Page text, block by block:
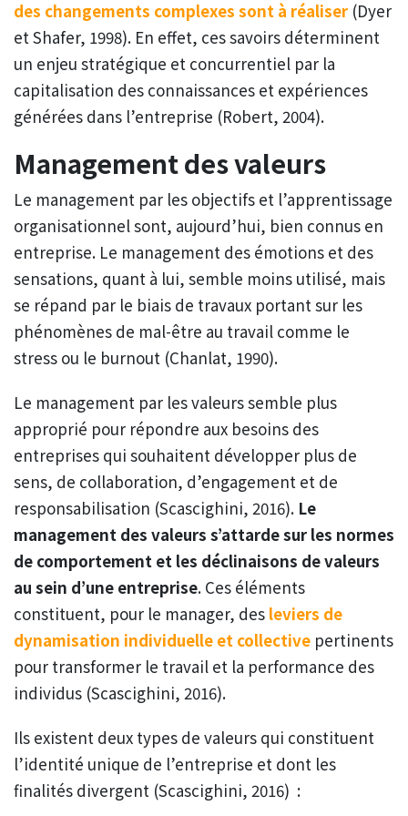
des changements complexes sont à réaliser (Dyer
et Shafer, 1998). En effet, ces savoirs déterminent
un enjeu stratégique et concurrentiel par la
capitalisation des connaissances et expériences
générées dans l’entreprise (Robert, 2004).
Management des valeurs
Le management par les objectifs et l’apprentissage
organisationnel sont, aujourd’hui, bien connus en
entreprise. Le management des émotions et des
sensations, quant à lui, semble moins utilisé, mais
se répand par le biais de travaux portant sur les
phénomènes de mal-être au travail comme le
stress ou le burnout (Chanlat, 1990).
Le management par les valeurs semble plus
approprié pour répondre aux besoins des
entreprises qui souhaitent développer plus de
sens, de collaboration, d’engagement et de
responsabilisation (Scascighini, 2016). Le
management des valeurs s’attarde sur les normes
de comportement et les déclinaisons de valeurs
au sein d’une entreprise. Ces éléments
constituent, pour le manager, des leviers de
dynamisation individuelle et collective pertinents
pour transformer le travail et la performance des
individus (Scascighini, 2016).
Ils existent deux types de valeurs qui constituent
l’identité unique de l’entreprise et dont les
finalités divergent (Scascighini, 2016) :